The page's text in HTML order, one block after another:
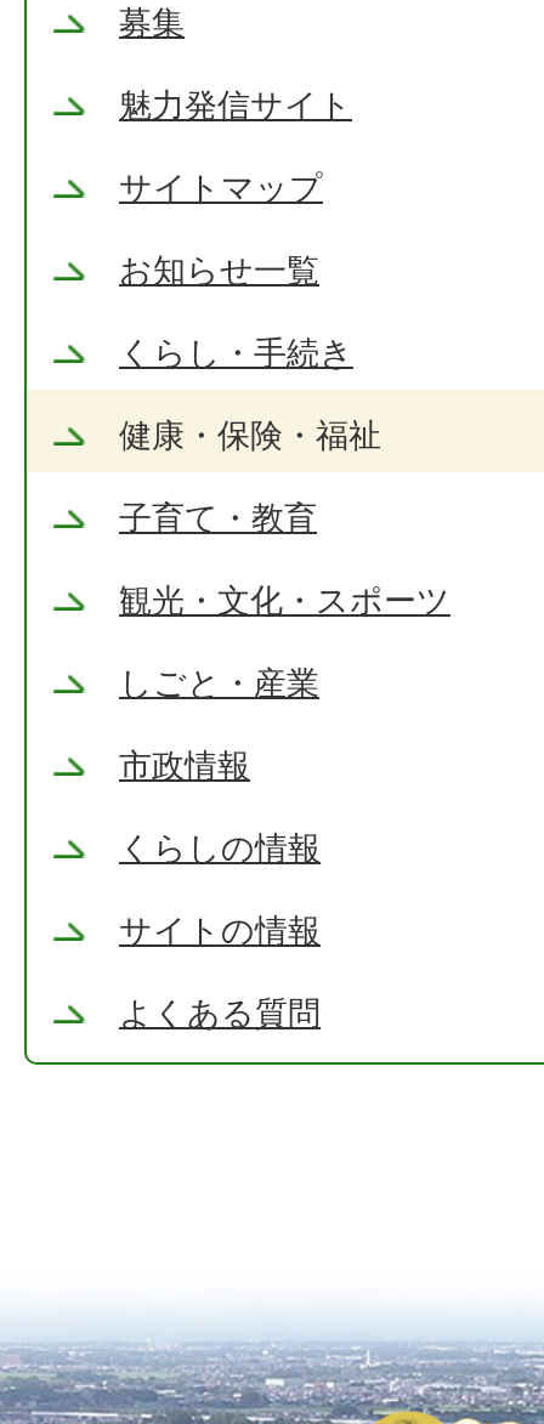
募集
魅力発信サイト
サイトマップ
お知らせ一覧
くらし・手続き
健康・保険・福祉
子育て・教育
観光・文化・スポーツ
しごと・産業
市政情報
くらしの情報
サイトの情報
よくある質問